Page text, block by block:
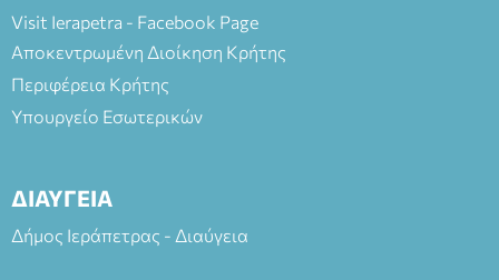
Visit Ierapetra - Facebook Page
Αποκεντρωμένη Διοίκηση Κρήτης
Περιφέρεια Κρήτης
Υπουργείο Εσωτερικών
ΔΙΑΥΓΕΙΑ
Δήμος Ιεράπετρας - Διαύγεια